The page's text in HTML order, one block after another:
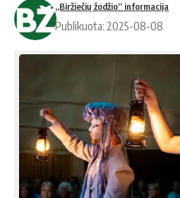
„Biržiečių žodžio“ informacija
Publikuota: 2025-08-08